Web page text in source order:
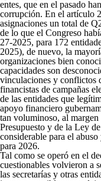
entes, que en el pasado
corrupción. En el artículo
asignaciones un total de
de lo que el Congreso
27-2025, para 172
2025), de nuevo, la
organizaciones bien
capacidades son
vinculaciones y conflictos
financistas de campañas
de las entidades que
apoyo financiero
tan voluminoso, al
Presupuesto y de la Ley
considerable para el
para 2026.
Tal como se operó en el
cuestionables volvieron a
las secretarías y otras